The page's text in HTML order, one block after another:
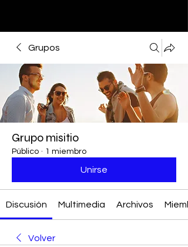
Grupos
Grupo misitio
Público · 1 miembro
Unirse
Discusión Multimedia Archivos
Volver